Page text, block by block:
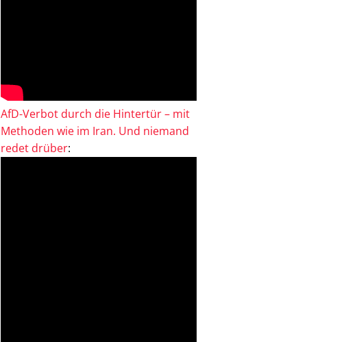
AfD-Verbot durch die Hintertür – mit
Methoden wie im Iran. Und niemand
redet drüber: